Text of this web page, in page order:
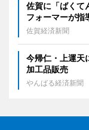
佐賀に「ばく
フォーマーが指
佐賀経済新聞
今帰仁・上運
加工品販売
やんばる経済新聞